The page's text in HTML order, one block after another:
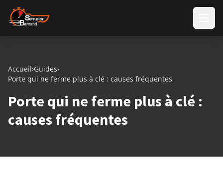
Aller au contenu
Accueil›Guides›
Porte qui ne ferme plus à clé : causes fréquentes
Porte qui ne ferme plus à clé :
causes fréquentes